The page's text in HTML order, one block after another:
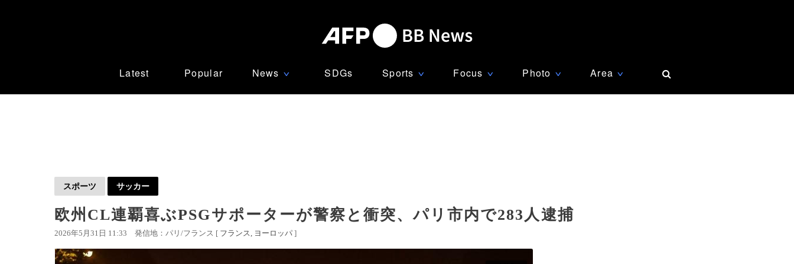
Latest Popular News ∨ SDGs Sports ∨ Focus ∨ Photo ∨ Area ∨
スポーツ サッカー
欧州CL連覇喜ぶPSGサポーターが警察と衝突、パリ市内で283人逮捕
2026年5月31日 11:33 発信地：パリ/フランス [ フランス ヨーロッパ ]